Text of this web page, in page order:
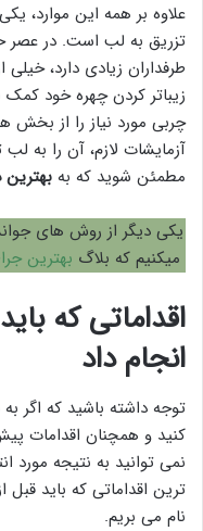
علاوه بر همه این موارد،
تزریق به لب است. در
طرفداران زیادی دارد،
زیباتر کردن چهره خود
چربی مورد نیاز را از بخش
آزمایشات لازم، آن را به
مطمئن شوید که به بهترین
یکی دیگر از روش های
میکنیم که بلاگ بهترین
اقداماتی که
انجام داد
توجه داشته باشید که اگر به
کنید و همچنان اقدامات
نمی توانید به نتیجه
ترین اقداماتی که باید قبل
نام می بریم.